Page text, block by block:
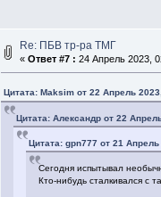
Re: ПБВ тр-ра ТМГ
« Ответ #7 : 24 Апрель 2023,
Цитата: Maksim от 22 Апрель
Цитата: Алексaндр от 22
Цитата: gpn777 от 21
Сегодня испытывал
Кто-нибудь сталкивался с